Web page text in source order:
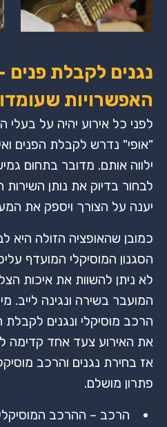
נגנים לקבלת פנים
האפשרויות
לפני כל אירוע יהיה על בעלי
"אופי" נדרש לקבלת הפנים
ילווה אותם. מדובר בתחום
לבחור בדיוק את נותן
יענה על הצורך ויספק את
כמובן שהאופציה הזולה היא
הסגנון המוסיקלי המועדף
לא ניתן להשוות את איכות
המועבר בשירה ונגינה לייב.
הרכב מוסיקלי ונגנים
את האירוע צעד אחד קדימה
אז בחירת נגנים והרכב
פתרון מושלם.
הרכב – ההרכב